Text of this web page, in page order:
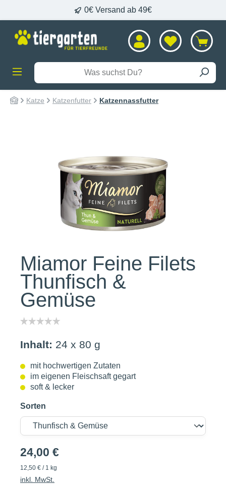
0€ Versand ab 49€
Katze Katzenfutter Katzennassfutter
Miamor Feine Filets
Thunfisch &
Gemüse
Inhalt: 24 x 80 g
mit hochwertigen Zutaten
im eigenen Fleischsaft gegart
soft & lecker
Sorten
24,00 €
12,50 € / 1 kg
inkl. MwSt.